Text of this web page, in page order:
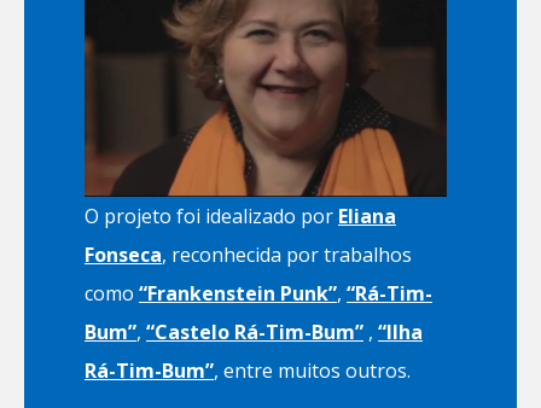
O projeto foi idealizado por Eliana
Fonseca, reconhecida por trabalhos
como “Frankenstein Punk”, “Rá-Tim-
Bum”, “Castelo Rá-Tim-Bum” , “Ilha
Rá-Tim-Bum”, entre muitos outros.